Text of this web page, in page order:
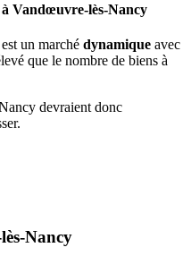
Vandœuvre-lès-Nancy
est un marché dynamique avec
que le nombre de biens à
devraient donc
.
Nancy